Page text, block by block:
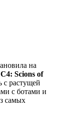
на
Scions of
с растущей
с ботами и
самых